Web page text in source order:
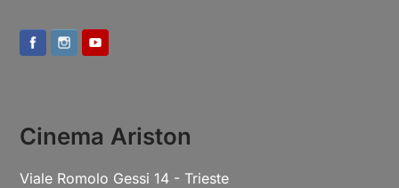
Cinema Ariston
Viale Romolo Gessi 14 - Trieste